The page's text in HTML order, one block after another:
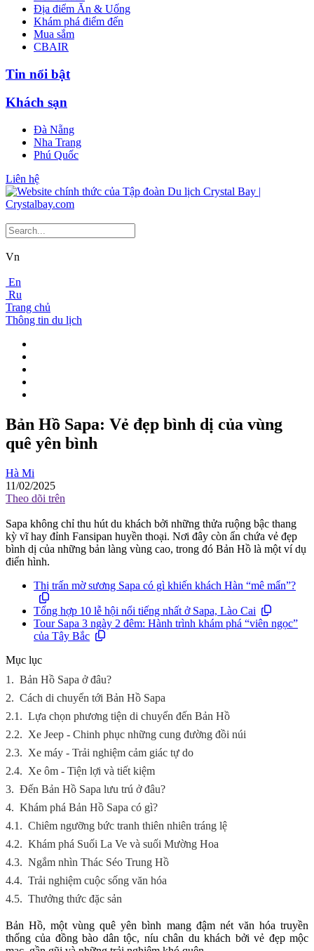
Địa điểm Ăn & Uống
Khám phá điểm đến
Mua sắm
CBAIR
Tin nổi bật
Khách sạn
Đà Nẵng
Nha Trang
Phú Quốc
Liên hệ
Vn
En
Ru
Trang chủ
Thông tin du lịch
Bản Hồ Sapa: Vẻ đẹp bình dị của vùng
quê yên bình
Hà Mi
11/02/2025
Theo dõi trên
Sapa không chỉ thu hút du khách bởi những thửa ruộng bậc thang
kỳ vĩ hay đỉnh Fansipan huyền thoại. Nơi đây còn ẩn chứa vẻ đẹp
bình dị của những bản làng vùng cao, trong đó Bản Hồ là một ví dụ
điển hình.
Thị trấn mờ sương Sapa có gì khiến khách Hàn “mê mẩn”?
Tổng hợp 10 lễ hội nổi tiếng nhất ở Sapa, Lào Cai
Tour Sapa 3 ngày 2 đêm: Hành trình khám phá “viên ngọc”
của Tây Bắc
Mục lục
1. Bản Hồ Sapa ở đâu?
2. Cách di chuyển tới Bản Hồ Sapa
2.1. Lựa chọn phương tiện di chuyển đến Bản Hồ
2.2. Xe Jeep - Chinh phục những cung đường đồi núi
2.3. Xe máy - Trải nghiệm cảm giác tự do
2.4. Xe ôm - Tiện lợi và tiết kiệm
3. Đến Bản Hồ Sapa lưu trú ở đâu?
4. Khám phá Bản Hồ Sapa có gì?
4.1. Chiêm ngưỡng bức tranh thiên nhiên tráng lệ
4.2. Khám phá Suối La Ve và suối Mường Hoa
4.3. Ngắm nhìn Thác Séo Trung Hồ
4.4. Trải nghiệm cuộc sống văn hóa
4.5. Thưởng thức đặc sản
Bản Hồ, một vùng quê yên bình mang đậm nét văn hóa truyền
thống của đồng bào dân tộc, níu chân du khách bởi vẻ đẹp mộc